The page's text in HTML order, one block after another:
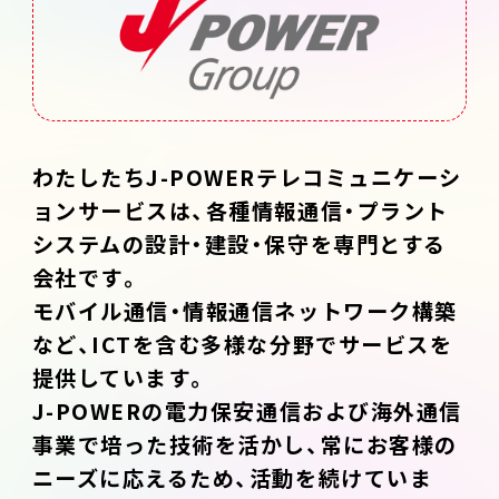
わたしたちJ-POWERテレコミュニケーシ
ョンサービスは、各種情報通信・プラント
システムの設計・建設・保守を専門とする
会社です。
モバイル通信・情報通信ネットワーク構築
など、ICTを含む多様な分野でサービスを
提供しています。
J-POWERの電力保安通信および海外通信
事業で培った技術を活かし、常にお客様の
ニーズに応えるため、活動を続けていま